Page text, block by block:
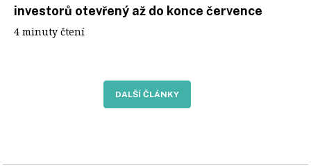
investorů otevřený až do konce července
4 minuty čtení
DALŠÍ ČLÁNKY